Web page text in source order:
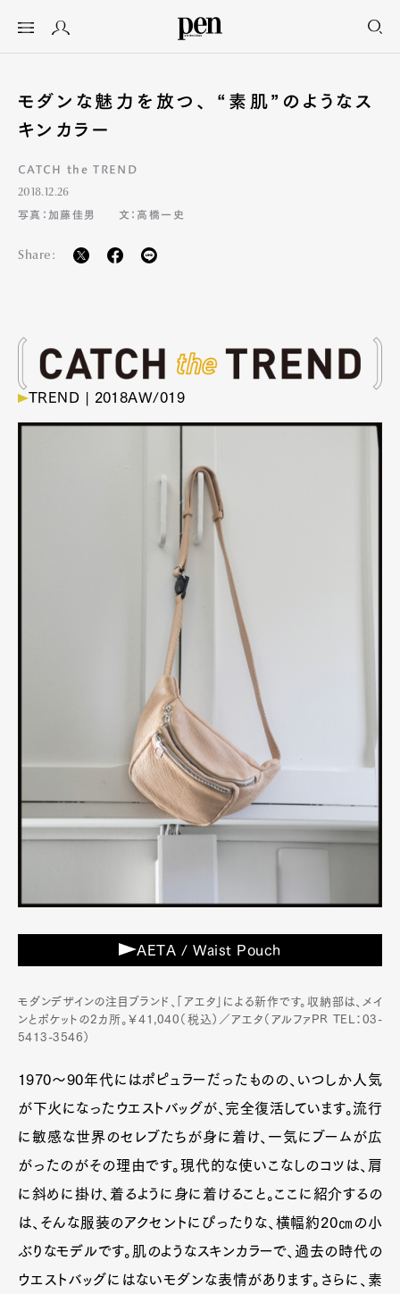
モダンな魅力を放つ、 “素肌”のようなス
キンカラー
CATCH the TREND
2018.12.26
写真：加藤佳男
文：高橋一史
Share:
TREND | 2018AW/019
AETA / Waist Pouch
モダンデザインの注目ブランド、「アエタ」による新作です。収納部は、メイ
ンとポケットの2カ所。￥41,040（税込）／アエタ（アルファPR TEL：03-
5413-3546）
1970～90年代にはポピュラーだったものの、いつしか人気
が下火になったウエストバッグが、完全復活しています。流行
に敏感な世界のセレブたちが身に着け、一気にブームが広
がったのがその理由です。現代的な使いこなしのコツは、肩
に斜めに掛け、着るように身に着けること。ここに紹介するの
は、そんな服装のアクセントにぴったりな、横幅約20㎝の小
ぶりなモデルです。肌のようなスキンカラーで、過去の時代の
ウエストバッグにはないモダンな表情があります。さらに、素